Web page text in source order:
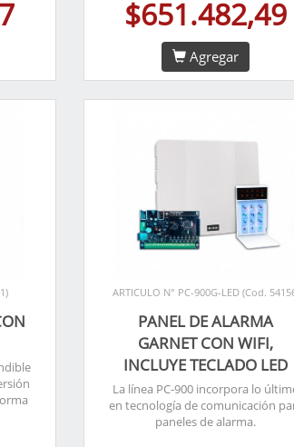
$651.482,49
Agregar
ARTICULO N° PC-900G-LED (Cod.
PANEL DE ALARMA
GARNET CON WIFI,
INCLUYE TECLADO LED
La línea PC-900 incorpora lo
en tecnología de comunicación
paneles de alarma.